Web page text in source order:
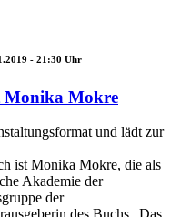
- 21:30 Uhr
Monika Mokre
und lädt zur
ist Monika Mokre, die als
Akademie der
der